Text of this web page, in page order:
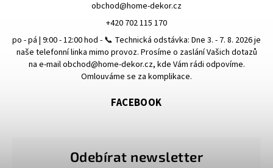
Odebírat newsletter
obchod@home-dekor.cz
+420 702 115 170
po - pá | 9:00 - 12:00 hod - 📞 Technická odstávka: Dne 3. - 7. 8. 2026 je
naše telefonní linka mimo provoz. Prosíme o zaslání Vašich dotazů
na e-mail obchod@home-dekor.cz, kde Vám rádi odpovíme.
Omlouváme se za komplikace.
FACEBOOK